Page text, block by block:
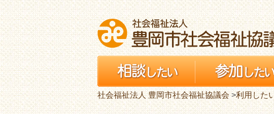
社会福祉法人 豊岡市社会福祉協議会>利用した